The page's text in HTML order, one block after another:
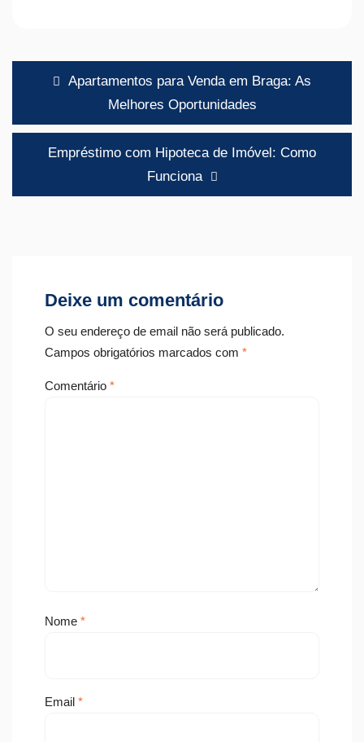
Navegação
artigos
Apartamentos para Venda em Braga: As
Melhores Oportunidades
Empréstimo com Hipoteca de Imóvel: Como
Funciona
Deixe um comentário
O seu endereço de email não será publicado.
Campos obrigatórios marcados com *
Comentário *
Nome *
Email *